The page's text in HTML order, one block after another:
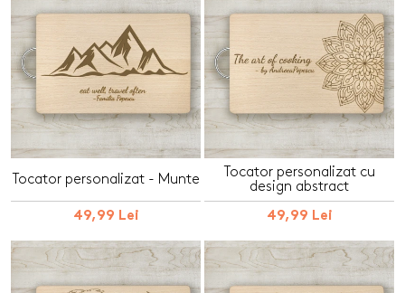
Tocator personalizat - Munte
49,99 Lei
Tocator personalizat cu
design abstract
49,99 Lei